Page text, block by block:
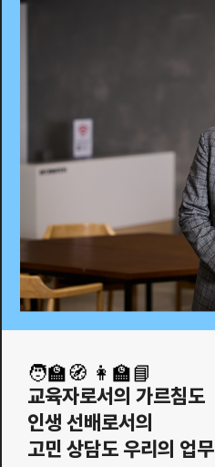
🧑‍🏫🧭 👩‍🏫📘
교육자로서의 가르침도
인생 선배로서의
고민 상담도 우리의 업무